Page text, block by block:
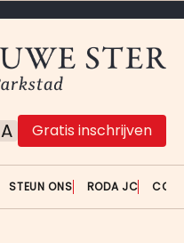
A Gratis inschrijven
STEUN ONS RODA JC